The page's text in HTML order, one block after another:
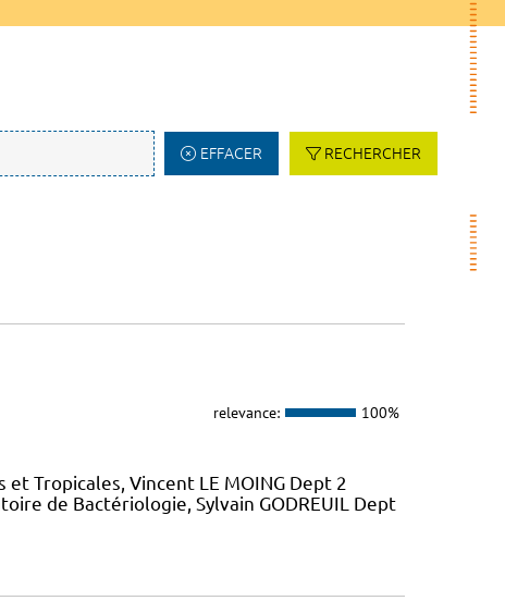
EFFACER RECHERCHER
relevance: 100%
Tropicales, Vincent LE MOING Dept 2
de Bactériologie, Sylvain GODREUIL Dept